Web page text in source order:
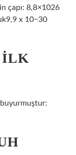
çapı: 8,8×1026
x 10−30
ILK